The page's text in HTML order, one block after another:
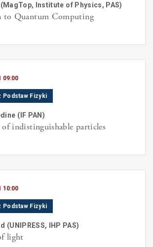
(MagTop, Institute of Physics, PAS)
to Quantum Computing
09:00
Podstaw Fizyki
( IF PAN )
indistinguishable particles
10:00
Podstaw Fizyki
(UNIPRESS, IHP PAS)
light